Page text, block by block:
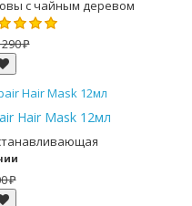
с чайным деревом
₽
Hair Mask 12мл
₽